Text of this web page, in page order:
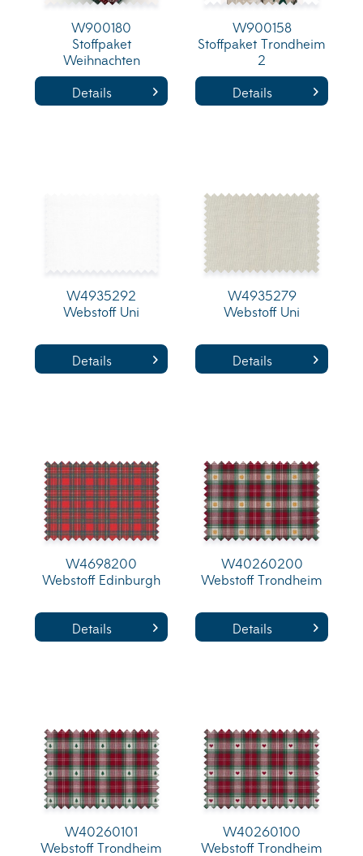
W900180
Stoffpaket
Weihnachten
Details
W900158
Stoffpaket Trondheim
2
Details
W4935292
Webstoff Uni
Details
W4935279
Webstoff Uni
Details
W4698200
Webstoff Edinburgh
Details
W40260200
Webstoff Trondheim
Details
W40260101
Webstoff Trondheim
W40260100
Webstoff Trondheim